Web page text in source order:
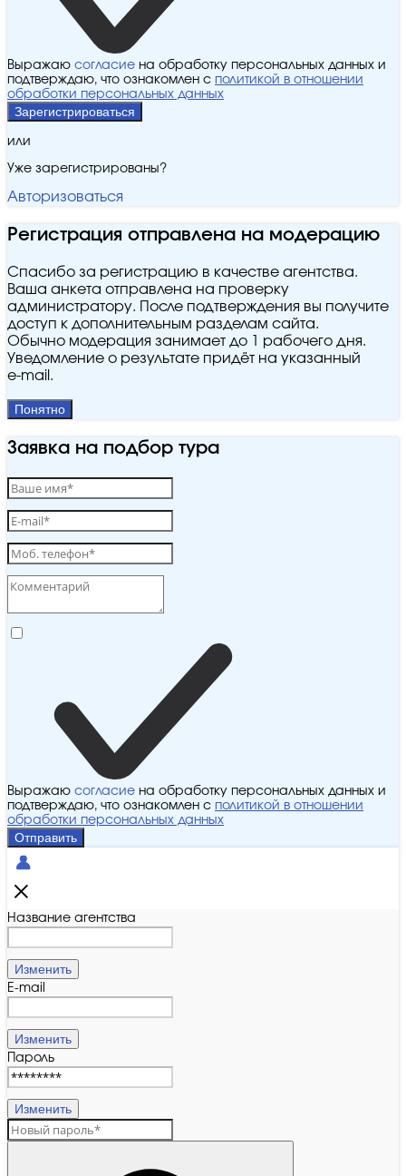
Выражаю согласие на обработку персональных данных и
подтверждаю, что ознакомлен с политикой в отношении
обработки персональных данных
Зарегистрироваться
или
Уже зарегистрированы?
Авторизоваться
Регистрация отправлена на модерацию
Спасибо за регистрацию в качестве агентства.
Ваша анкета отправлена на проверку
администратору. После подтверждения вы получите
доступ к дополнительным разделам сайта.
Обычно модерация занимает до 1 рабочего дня.
Уведомление о результате придёт на указанный
e‑mail.
Понятно
Заявка на подбор тура
Выражаю согласие на обработку персональных данных и
подтверждаю, что ознакомлен с политикой в отношении
обработки персональных данных
Отправить
Название агентства
Изменить
E-mail
Изменить
Пароль
Изменить